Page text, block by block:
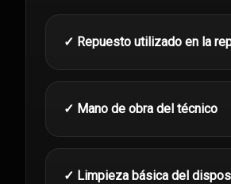
✓ Repuesto utilizado en la
✓ Mano de obra del técnico
✓ Limpieza básica del